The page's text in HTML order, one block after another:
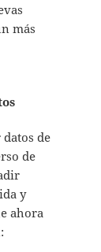
más
de
de
y
ahora